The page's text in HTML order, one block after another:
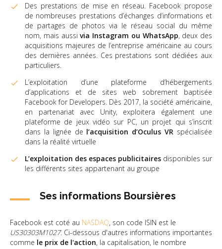
Des prestations de mise en réseau. Facebook propose
de nombreuses prestations d’échanges d’informations et
de partages de photos via le réseau social du même
nom, mais aussivia Instagram ou WhatsApp, deux des
acquisitions majeures de l’entreprise américaine au cours
des dernières années. Ces prestations sont dédiées aux
particuliers.
L’exploitation d’une plateforme d’hébergements
d’applications et de sites web sobrement baptisée
Facebook for Developers. Dès 2017, la société américaine,
en partenariat avec Unity, exploitera également une
plateforme de jeux vidéo sur PC, un projet qui s’inscrit
dans la lignée de l’acquisition d’Oculus VR spécialisée
dans la réalité virtuelle
L’exploitation des espaces publicitaires disponibles sur
les différents sites appartenant au groupe
Ses informations Boursières
Facebook est coté au NASDAQ, son code ISIN est le
US30303M1027. Ci-dessous d'autres informations importantes
comme le prix de l'action, la capitalisation, le nombre